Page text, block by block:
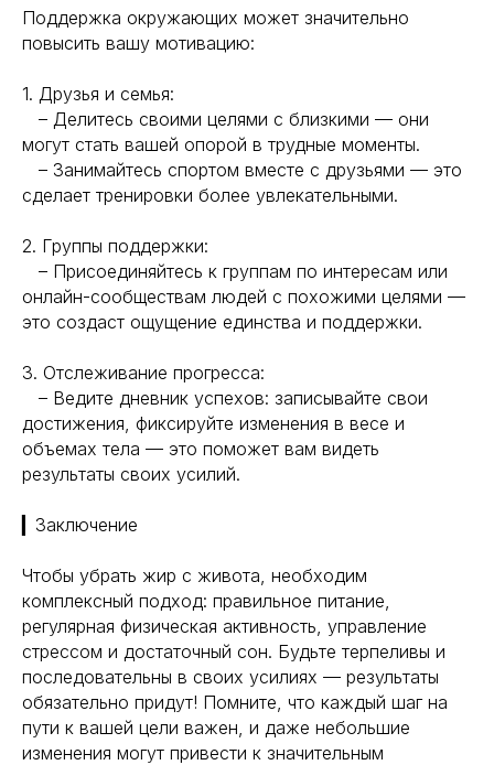
Поддержка окружающих может значительно
повысить вашу мотивацию:
1. Друзья и семья:
– Делитесь своими целями с близкими — они
могут стать вашей опорой в трудные моменты.
– Занимайтесь спортом вместе с друзьями — это
сделает тренировки более увлекательными.
2. Группы поддержки:
– Присоединяйтесь к группам по интересам или
онлайн-сообществам людей с похожими целями —
это создаст ощущение единства и поддержки.
3. Отслеживание прогресса:
– Ведите дневник успехов: записывайте свои
достижения, фиксируйте изменения в весе и
объемах тела — это поможет вам видеть
результаты своих усилий.
▎Заключение
Чтобы убрать жир с живота, необходим
комплексный подход: правильное питание,
регулярная физическая активность, управление
стрессом и достаточный сон. Будьте терпеливы и
последовательны в своих усилиях — результаты
обязательно придут! Помните, что каждый шаг на
пути к вашей цели важен, и даже небольшие
изменения могут привести к значительным
Управление сном
Криоскопия
*Meta (деятельность организации
запрещена на территории РФ)
Пн-Пт 9:00- 19:00
reserved
Политика конфиденциальности